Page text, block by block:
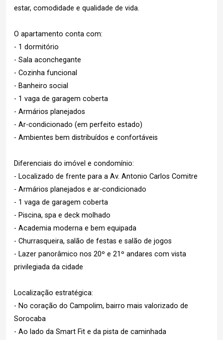
estar, comodidade e qualidade de vida.
O apartamento conta com:
- 1 dormitório
- Sala aconchegante
- Cozinha funcional
- Banheiro social
- 1 vaga de garagem coberta
- Armários planejados
- Ar-condicionado (em perfeito estado)
- Ambientes bem distribuídos e confortáveis
Diferenciais do imóvel e condomínio:
- Localizado de frente para a Av. Antonio Carlos Comitre
- Armários planejados e ar-condicionado
- 1 vaga de garagem coberta
- Piscina, spa e deck molhado
- Academia moderna e bem equipada
- Churrasqueira, salão de festas e salão de jogos
- Lazer panorâmico nos 20º e 21º andares com vista
privilegiada da cidade
Localização estratégica:
- No coração do Campolim, bairro mais valorizado de
Sorocaba
- Ao lado da Smart Fit e da pista de caminhada